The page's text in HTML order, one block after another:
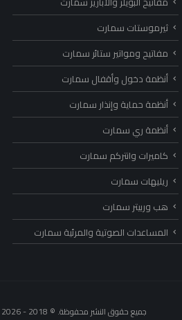
ثيرموستات سمارت
مفاتيح ومواتير ستائر سمارت
أنظمة دخول وأقفال سمارت
أنظمة حماية وإنذار سمارت
أنظمة ري سمارت
كاميرات وانتركم سمارت
ريليهات سمارت
هب وربيتر سمارت
المساعدات الصوتية والمرئية سمارت
جميع حقوق النشر محفوظة. © 2018 - 2026 شركة سمارت لايف SmartLife Company